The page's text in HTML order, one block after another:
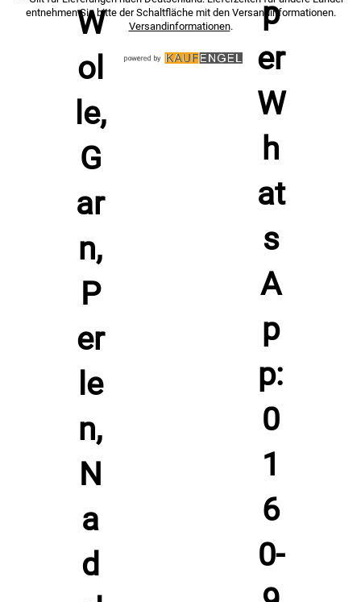
entnehmen Sie bitte der Schaltfläche mit den Versandinformationen.
Versandinformationen.